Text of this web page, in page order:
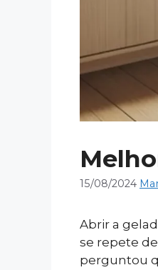
15/08/2024
Abrir a
se repete
perguntou